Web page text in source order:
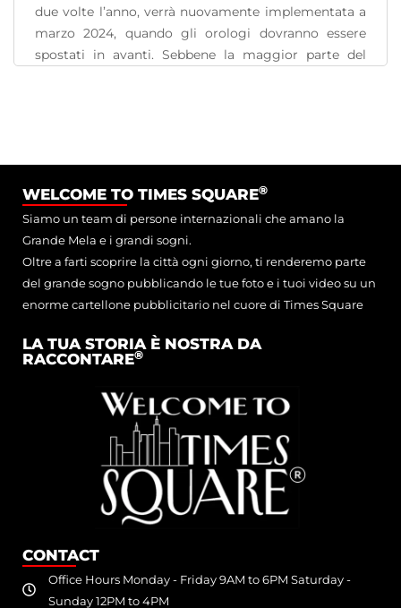
due volte l’anno, verrà nuovamente implementata a
marzo 2024, quando gli orologi dovranno essere
spostati in avanti. Sebbene la maggior parte del
WELCOME TO TIMES SQUARE®
Siamo un team di persone internazionali che amano la
Grande Mela e i grandi sogni.
Oltre a farti scoprire la città ogni giorno, ti renderemo parte
del grande sogno pubblicando le tue foto e i tuoi video su un
enorme cartellone pubblicitario nel cuore di Times Square
LA TUA STORIA È NOSTRA DA
RACCONTARE®
CONTACT
Office Hours Monday - Friday 9AM to 6PM Saturday -
Sunday 12PM to 4PM